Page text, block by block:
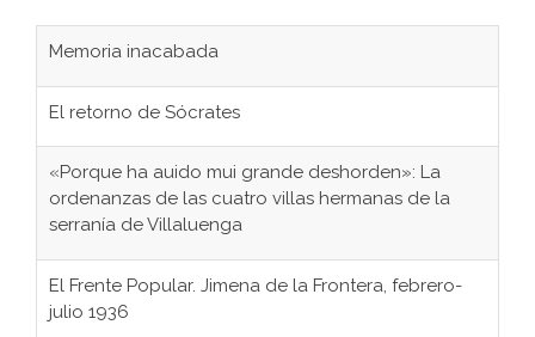
Memoria inacabada
El retorno de Sócrates
«Porque ha auido mui grande deshorden»: La
ordenanzas de las cuatro villas hermanas de la
serranía de Villaluenga
El Frente Popular. Jimena de la Frontera, febrero-
julio 1936